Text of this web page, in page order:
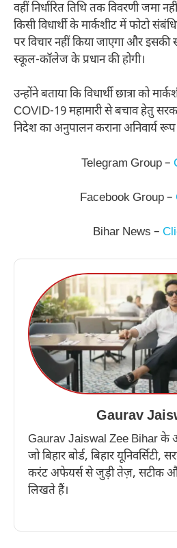
वहीं निर्धारित तिथि तक विवरणी जमा
किसी विधार्थी के मार्कशीट में फोटो
पर विचार नहीं किया जाएगा और इसकी
स्कूल-कॉलेज के प्रधान की होगी।
उन्होंने बताया कि विधार्थी छात्रा को
COVID-19 महामारी से बचाव हेतु
निदेश का अनुपालन कराना अनिवार्य रूप
Telegram Group –
Facebook Group –
Bihar News –
Gaurav
Gaurav Jaiswal Zee Bihar के
जो बिहार बोर्ड, बिहार यूनिवर्सिटी,
करंट अफेयर्स से जुड़ी तेज़, सटीक
लिखते हैं।